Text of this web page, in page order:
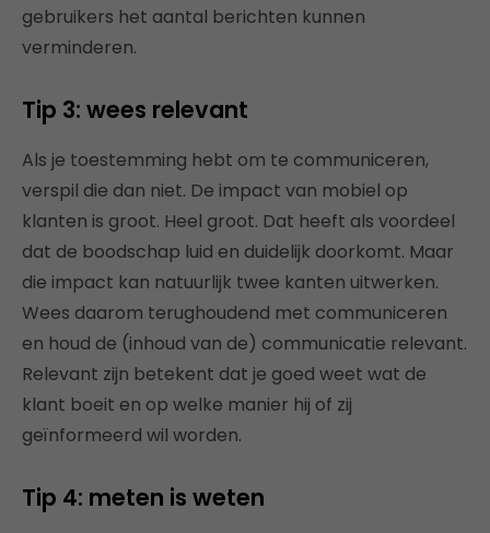
gebruikers het aantal berichten kunnen
verminderen.
Tip 3: wees relevant
Als je toestemming hebt om te communiceren,
verspil die dan niet. De impact van mobiel op
klanten is groot. Heel groot. Dat heeft als voordeel
dat de boodschap luid en duidelijk doorkomt. Maar
die impact kan natuurlijk twee kanten uitwerken.
Wees daarom terughoudend met communiceren
en houd de (inhoud van de) communicatie relevant.
Relevant zijn betekent dat je goed weet wat de
klant boeit en op welke manier hij of zij
geïnformeerd wil worden.
Tip 4: meten is weten